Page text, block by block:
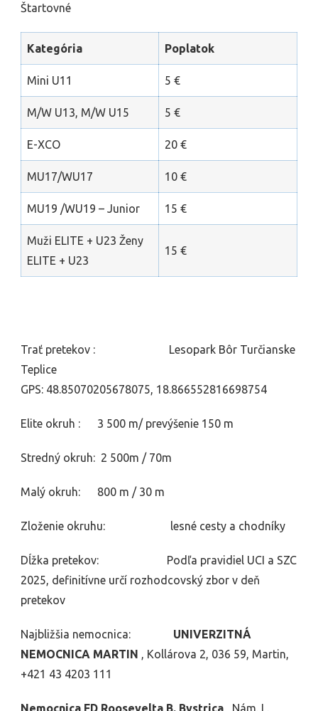
Štartovné
Kategória Poplatok
Mini U11 5 €
M/W U13, M/W U15 5 €
E-XCO 20 €
MU17/WU17 10 €
MU19 /WU19 – Junior 15 €
Muži ELITE + U23 Ženy
ELITE + U23
15 €
Trať pretekov : Lesopark Bôr Turčianske
Teplice
GPS: 48.85070205678075, 18.866552816698754
Elite okruh : 3 500 m/ prevýšenie 150 m
Stredný okruh: 2 500m / 70m
Malý okruh: 800 m / 30 m
Zloženie okruhu: lesné cesty a chodníky
Dĺžka pretekov: Podľa pravidiel UCI a SZC
2025, definitívne určí rozhodcovský zbor v deň
pretekov
Najbližšia nemocnica: UNIVERZITNÁ
NEMOCNICA MARTIN , Kollárova 2, 036 59, Martin,
+421 43 4203 111
Nemocnica FD Roosevelta B. Bystrica , Nám. L.